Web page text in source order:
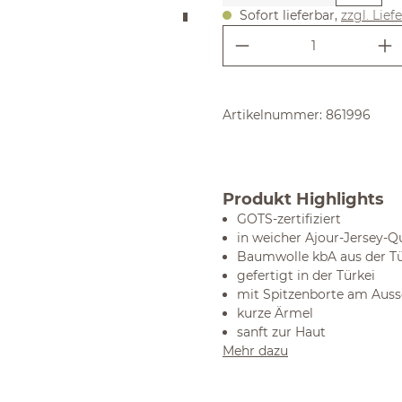
Sofort lieferbar, zzgl.
Produkt
Artikelnummer: 861996
Produkt Highlights
GOTS-zertifiziert
in weicher Ajour-Jersey-
Baumwolle kbA aus der
gefertigt in der Türkei
mit Spitzenborte am
kurze Ärmel
sanft zur Haut
Mehr dazu